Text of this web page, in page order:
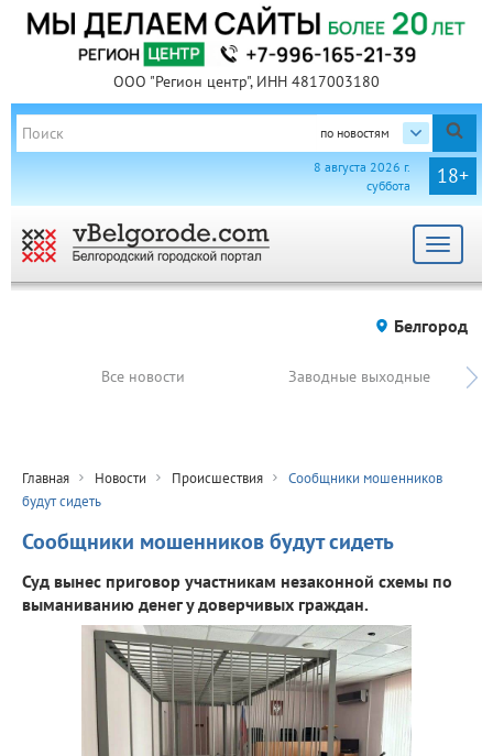
ООО "Регион центр", ИНН 4817003180
по новостям
18+
8 августа 2026 г.
суббота
Toggle
Белгород
Все новости Заводные выходные
Главная Новости Происшествия
Сообщники мошенников
будут сидеть
Сообщники мошенников будут сидеть
Суд вынес приговор участникам незаконной схемы по
выманиванию денег у доверчивых граждан.